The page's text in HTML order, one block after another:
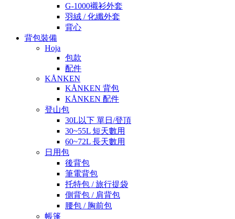
G-1000襯衫外套
羽絨 / 化纖外套
背心
背包裝備
Hoja
包款
配件
KÅNKEN
KÅNKEN 背包
KÅNKEN 配件
登山包
30L以下 單日/登頂
30~55L 短天數用
60~72L 長天數用
日用包
後背包
筆電背包
托特包 / 旅行提袋
側背包 / 肩背包
腰包 / 胸前包
帳篷